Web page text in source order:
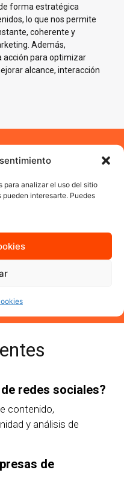
para analizar el uso del sitio
interesarte. Puedes
forma estratégica
lo que nos permite
coherente y
Además,
acción para optimizar
alcance, interacción
en
a resultados.
redes sociales?
contenido,
y análisis de
de